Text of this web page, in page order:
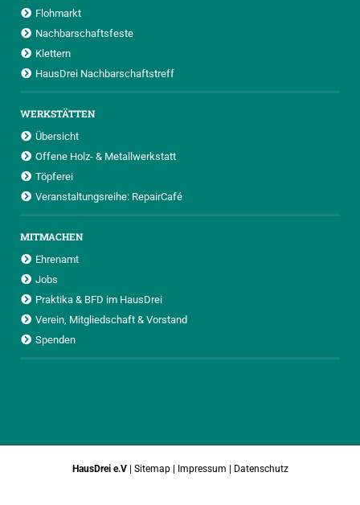
Flohmarkt
Nachbarschaftsfeste
Klettern
HausDrei Nachbarschaftstreff
WERKSTÄTTEN
Übersicht
Offene Holz- & Metallwerkstatt
Töpferei
Veranstaltungsreihe: RepairCafé
MITMACHEN
Ehrenamt
Jobs
Praktika & BFD im HausDrei
Verein, Mitgliedschaft & Vorstand
Spenden
HausDrei e.V Sitemap| Impressum Datenschutz